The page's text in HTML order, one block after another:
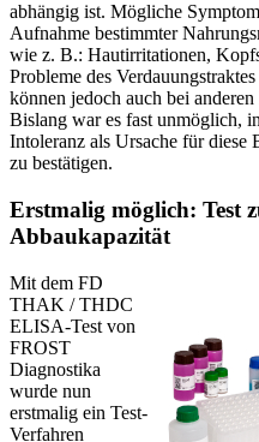
abhängig ist. Mögliche
Aufnahme bestimmter
wie z. B.: Hautirritationen,
Probleme des
können jedoch auch bei
Bislang war es fast unmöglich,
Intoleranz als Ursache für diese
zu bestätigen.
Erstmalig möglich: Test
Abbaukapazität
Mit dem FD
THAK / THDC
ELISA-Test von
FROST
Diagnostika
wurde nun
erstmalig ein Test-
Verfahren